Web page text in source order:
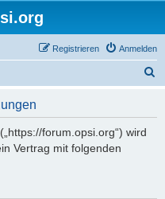
Anmelden
Registrieren
forum.opsi.org“) wird
Vertrag mit folgenden